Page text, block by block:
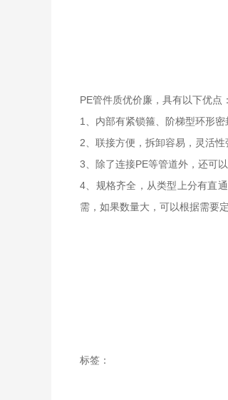
PE管件质优价廉，具有以下优点：
1、内部有紧锁箍、阶梯型环形
2、联接方便，拆卸容易，灵活性
3、除了连接PE等管道外，还可
4、规格齐全，从类型上分有直
需，如果数量大，可以根据需要
标签：